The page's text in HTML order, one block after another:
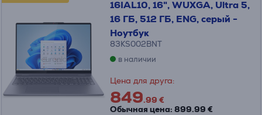
16IAL10, 16", WUXGA, Ultra 5,
16 ГБ, 512 ГБ, ENG, серый -
Ноутбук
83KS002BNT
в наличии
Цена для друга:
849.99 €
Обычная цена: 899.99 €